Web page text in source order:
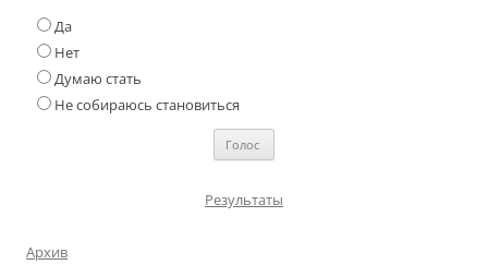
Да
Нет
Думаю стать
Не собираюсь становиться
Результаты
Архив